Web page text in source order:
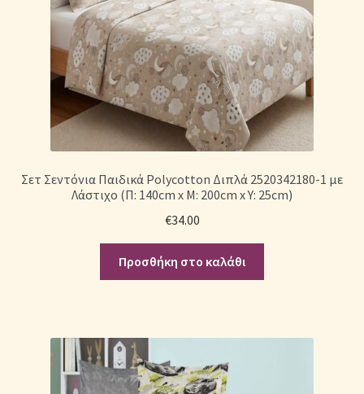
Σετ Σεντόνια Παιδικά Polycotton Διπλά 2520342180-1 με
Λάστιχο (Π: 140cm x Μ: 200cm x Υ: 25cm)
€34.00
Προσθήκη στο καλάθι